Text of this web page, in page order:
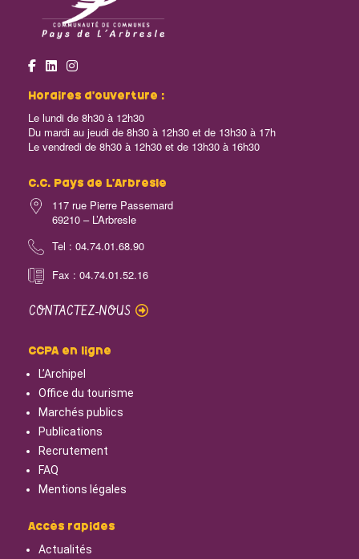
Horaires d’ouverture :
Le lundi de 8h30 à 12h30
Du mardi au jeudi de 8h30 à 12h30 et de 13h30 à 17h
Le vendredi de 8h30 à 12h30 et de 13h30 à 16h30
C.C. Pays de L’Arbresle
117 rue Pierre Passemard
69210 – L’Arbresle
Tel : 04.74.01.68.90
Fax : 04.74.01.52.16
CONTACTEZ-NOUS
CCPA en ligne
L’Archipel
Office du tourisme
Marchés publics
Publications
Recrutement
FAQ
Mentions légales
Accès rapides
Actualités